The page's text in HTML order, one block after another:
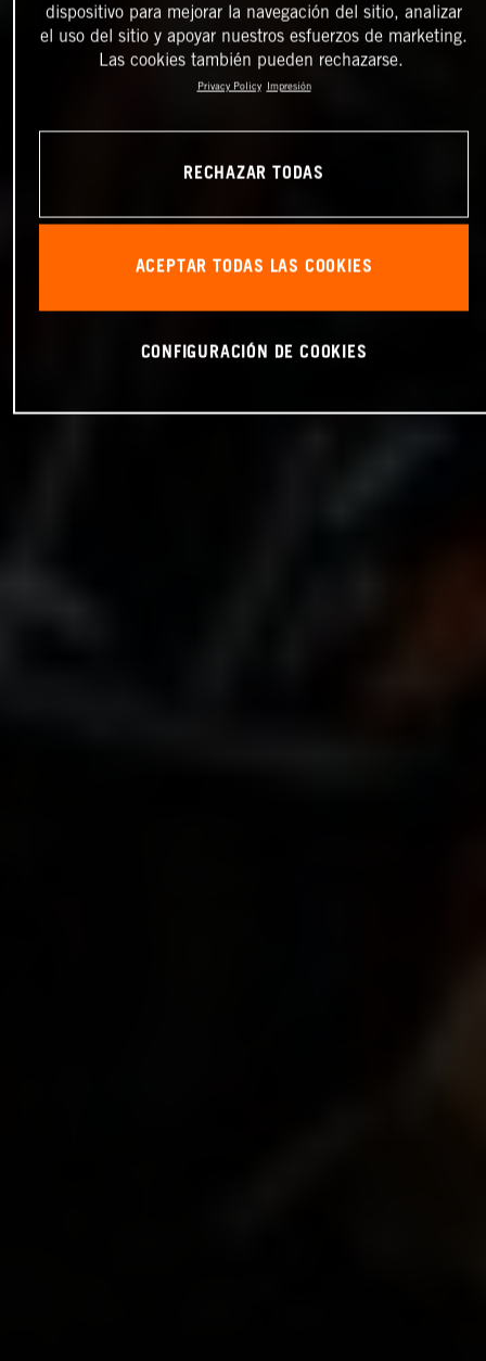
dispositivo para mejorar la navegación del sitio, analizar
el uso del sitio y apoyar nuestros esfuerzos de marketing.
Las cookies también pueden rechazarse.
Privacy Policy Impresión
RECHAZAR TODAS
ACEPTAR TODAS LAS COOKIES
CONFIGURACIÓN DE COOKIES